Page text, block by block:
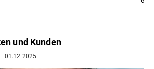
und Kunden
· 01.12.2025